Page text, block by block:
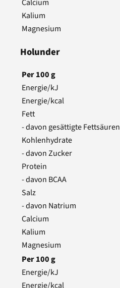
Calcium
Kalium
Magnesium
Holunder
Per100g
Energie/kJ
Energie/kcal
Fett
- davon gesättigte Fettsäuren
Kohlenhydrate
- davon Zucker
Protein
- davon BCAA
Salz
- davon Natrium
Calcium
Kalium
Magnesium
Per100g
Energie/kJ
Energie/kcal